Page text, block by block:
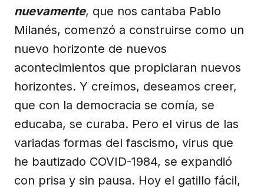
nuevamente, que nos cantaba Pablo
Milanés, comenzó a construirse como un
nuevo horizonte de nuevos
acontecimientos que propiciaran nuevos
horizontes. Y creímos, deseamos creer,
que con la democracia se comía, se
educaba, se curaba. Pero el virus de las
variadas formas del fascismo, virus que
he bautizado COVID-1984, se expandió
con prisa y sin pausa. Hoy el gatillo fácil,